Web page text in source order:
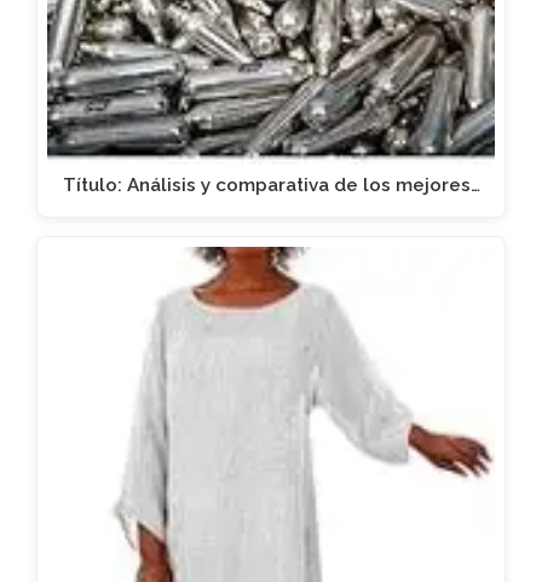
Título: Análisis y comparativa de los mejores…